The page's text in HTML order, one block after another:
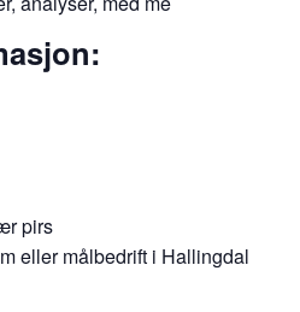
pirs
eller målbedrift i Hallingdal